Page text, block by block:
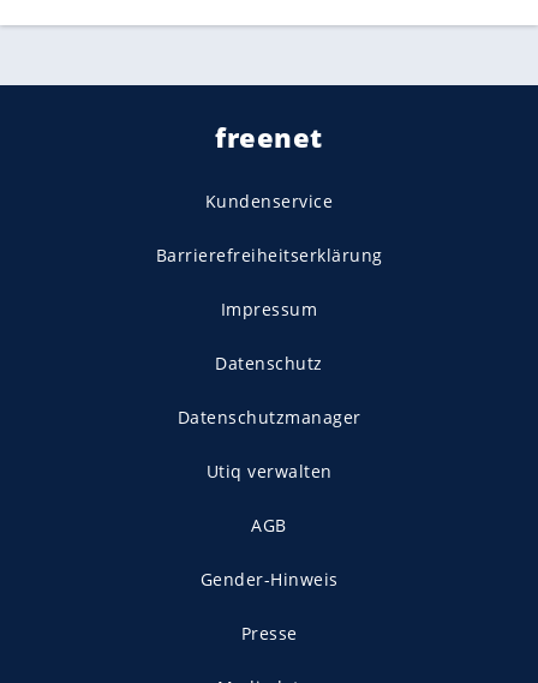
freenet
Kundenservice
Barrierefreiheitserklärung
Impressum
Datenschutz
Datenschutzmanager
Utiq verwalten
AGB
Gender-Hinweis
Presse